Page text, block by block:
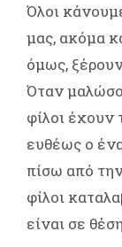
Όλοι
μας, ακόμα
όμως,
Όταν
φίλοι έχουν
ευθέως ο
πίσω από
φίλοι
είναι σε